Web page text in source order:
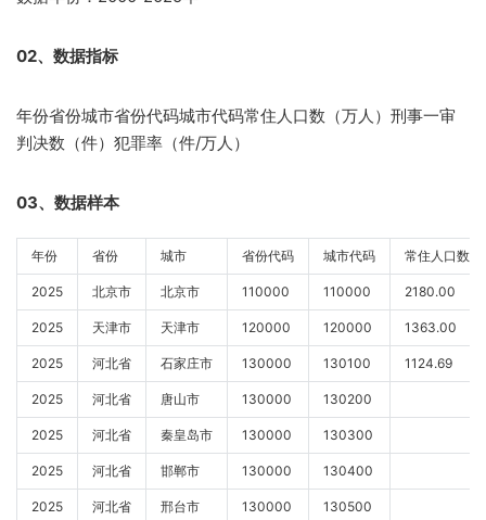
02、数据指标
年份省份城市省份代码城市代码常住人口数（万人）刑事一审
判决数（件）犯罪率（件/万人）
03、数据样本
年份 省份 城市 省份代码 城市代码
2025 北京市 北京市 110000 110000 2180.00
2025 天津市 天津市 120000 120000 1363.00
2025 河北省 石家庄市 130000 130100 1124.69
2025 河北省 唐山市 130000 130200
2025 河北省 秦皇岛市 130000 130300
2025 河北省 邯郸市 130000 130400
2025 河北省 邢台市 130000 130500